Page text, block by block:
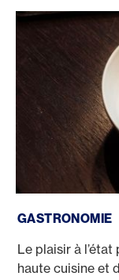
GASTRONOMIE
Le plaisir à
haute cuisine et